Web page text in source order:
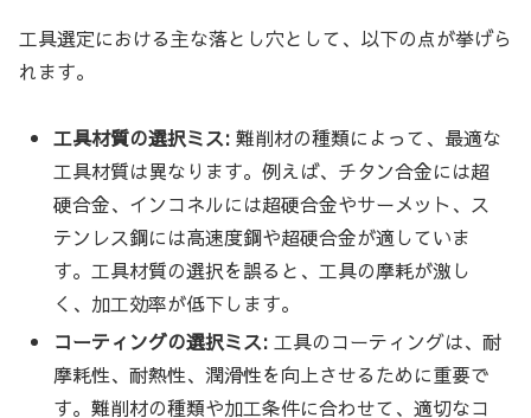
工具選定における主な落とし穴として、以下の点が挙げら
れます。
工具材質の選択ミス: 難削材の種類によって、最適な
工具材質は異なります。例えば、チタン合金には超
硬合金、インコネルには超硬合金やサーメット、ス
テンレス鋼には高速度鋼や超硬合金が適していま
す。工具材質の選択を誤ると、工具の摩耗が激し
く、加工効率が低下します。
コーティングの選択ミス: 工具のコーティングは、耐
摩耗性、耐熱性、潤滑性を向上させるために重要で
す。難削材の種類や加工条件に合わせて、適切なコ